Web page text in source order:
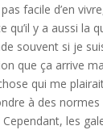
facile d’en
qu’il y a aussi la
souvent si je
que ça arrive
qui me
à des
les